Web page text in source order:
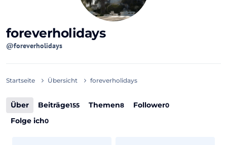
foreverholidays
@foreverholidays
Startseite Übersicht foreverholidays
Über Beiträge155 Themen8 Follower0
Folge ich0